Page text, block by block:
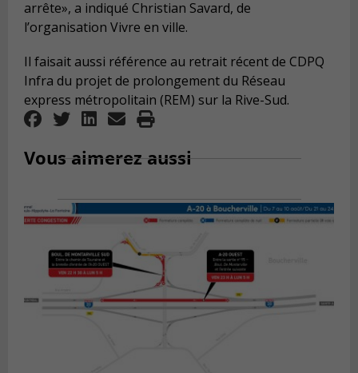
arrête», a indiqué Christian Savard, de
l’organisation Vivre en ville.
Il faisait aussi référence au retrait récent de CDPQ
Infra du projet de prolongement du Réseau
express métropolitain (REM) sur la Rive-Sud.
Vous aimerez aussi